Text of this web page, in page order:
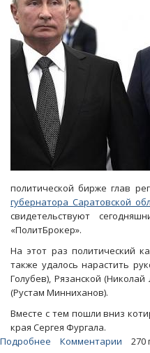
проектов
и
увеличился
штат
политической бирже глав
губернатора Саратовской
свидетельствуют
«ПолитБрокер».
На этот раз политический
также удалось нарастить
Голубев), Рязанской
(Рустам Минниханов).
Вместе с тем пошли вниз
края Сергея Фургала.
Подробнее
Комментарии 270